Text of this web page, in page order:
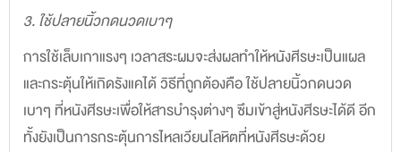
3. ใช้ปลายนิ้วกดนวดเบาๆ
การใช้เล็บเกาแรงๆ เวลาสระผมจะส่งผลทำให้หนังศีรษะเป็นแผล
และกระตุ้นให้เกิดรังแคได้ วิธีที่ถูกต้องคือ ใช้ปลายนิ้วกดนวด
เบาๆ ที่หนังศีรษะเพื่อให้สารบำรุงต่างๆ ซึมเข้าสู่หนังศีรษะได้ดี อีก
ทั้งยังเป็นการกระตุ้นการไหลเวียนโลหิตที่หนังศีรษะด้วย